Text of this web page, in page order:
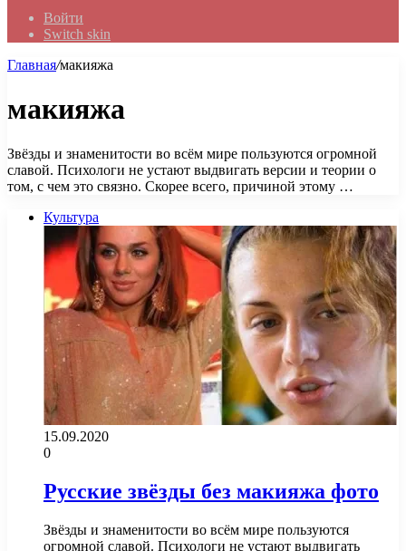
Войти
Switch skin
Главная/макияжа
макияжа
Звёзды и знаменитости во всём мире пользуются огромной
славой. Психологи не устают выдвигать версии и теории о
том, с чем это связно. Скорее всего, причиной этому …
Культура
15.09.2020
0
Русские звёзды без макияжа фото
Звёзды и знаменитости во всём мире пользуются
огромной славой. Психологи не устают выдвигать